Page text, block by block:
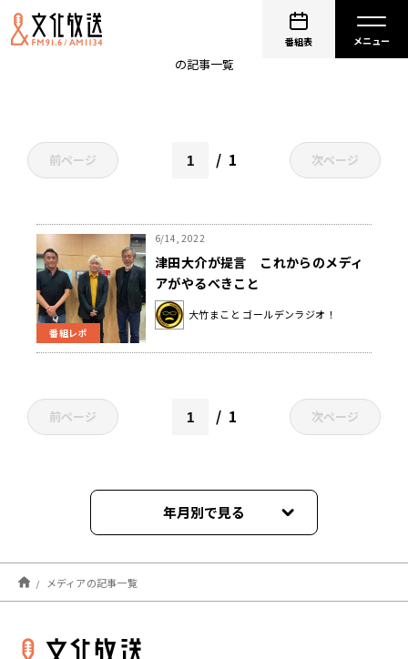
番組表
の記事一覧
前ページ 1 次ページ
番組レポ
6/14, 2022
津田大介が提言 これからのメディ
アがやるべきこと
大竹まこと ゴールデンラジオ！
前ページ 1 次ページ
年月別で見る
2026年07月
2026年06月
2026年03月
メディアの記事一覧